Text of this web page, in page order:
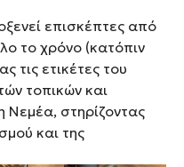
επισκέπτες από
το χρόνο (κατόπιν
τις ετικέτες του
τοπικών και
Νεμέα, στηρίζοντας
και της